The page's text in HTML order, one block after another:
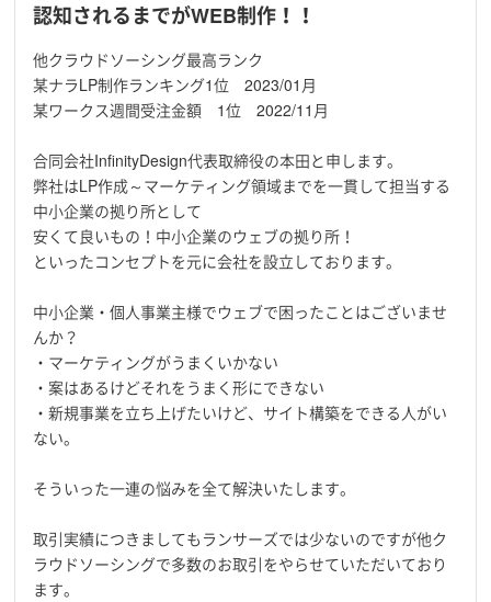
認知されるまでがWEB制作！！
他クラウドソーシング最高ランク
某ナラLP制作ランキング1位 2023/01月
某ワークス週間受注金額 1位 2022/11月
合同会社InfinityDesign代表取締役の本田と申します。
弊社はLP作成～マーケティング領域までを一貫して担当する
中小企業の拠り所として
安くて良いもの！中小企業のウェブの拠り所！
といったコンセプトを元に会社を設立しております。
中小企業・個人事業主様でウェブで困ったことはございませ
んか？
・マーケティングがうまくいかない
・案はあるけどそれをうまく形にできない
・新規事業を立ち上げたいけど、サイト構築をできる人がい
ない。
そういった一連の悩みを全て解決いたします。
取引実績につきましてもランサーズでは少ないのですが他ク
ラウドソーシングで多数のお取引をやらせていただいており
ます。